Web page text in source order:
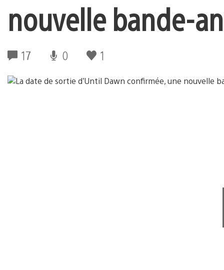
nouvelle bande-
17 0 1